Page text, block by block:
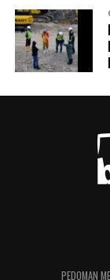
PEDOMAN